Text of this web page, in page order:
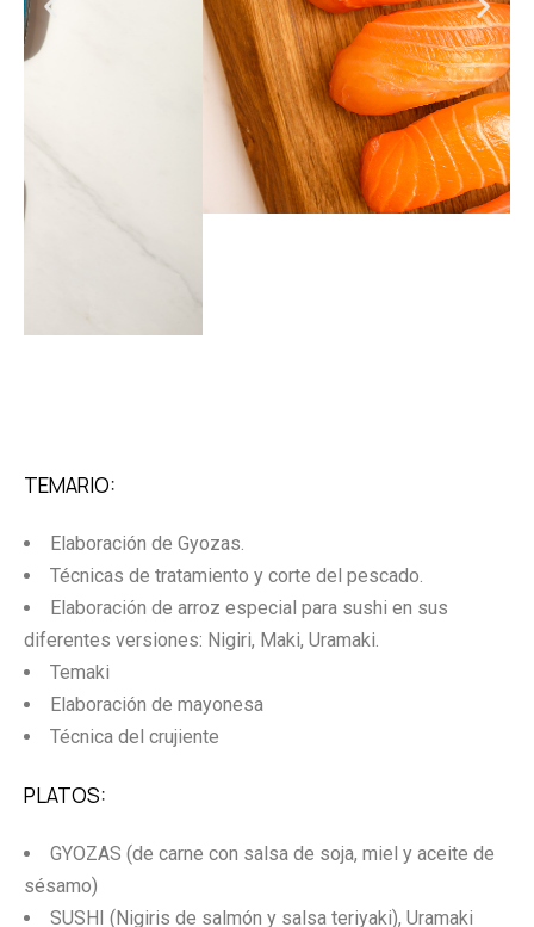
TEMARIO:
Elaboración de Gyozas.
Técnicas de tratamiento y corte del pescado.
Elaboración de arroz especial para sushi en sus
diferentes versiones: Nigiri, Maki, Uramaki.
Temaki
Elaboración de mayonesa
Técnica del crujiente
PLATOS:
GYOZAS (de carne con salsa de soja, miel y aceite de
sésamo)
SUSHI (Nigiris de salmón y salsa teriyaki), Uramaki